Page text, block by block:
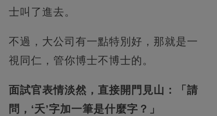
士叫了進去。
不過，大公司有一點特別好，那就是一
視同仁，管你博士不博士的。
面試官表情淡然，直接開門見山：「請
問，‘夭’字加一筆是什麼字？」